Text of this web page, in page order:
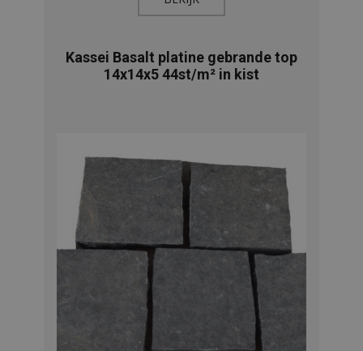
Kassei Basalt platine gebrande top
14x14x5 44st/m² in kist